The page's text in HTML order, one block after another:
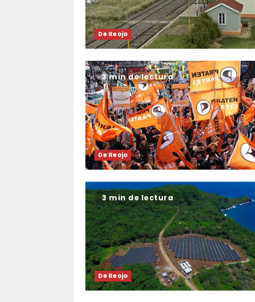
De Reojo
3 min de lectura
De Reojo
3 min de lectura
De Reojo